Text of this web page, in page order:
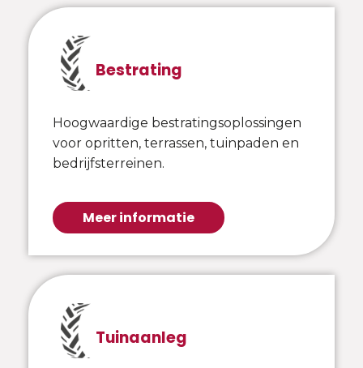
Bestrating
Hoogwaardige bestratingsoplossingen
voor opritten, terrassen, tuinpaden en
bedrijfsterreinen.
Meer informatie
Tuinaanleg